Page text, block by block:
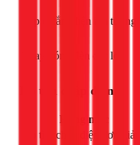
Lắp ổ cắm điện âm tường
Thay bóng đèn các loại
Dò tìm chập điện
Hạng mục
Dò tìm chập điện đơn giản